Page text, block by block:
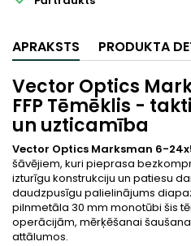
APRAKSTS PRODUKTA
Vector Optics
FFP Tēmēklis -
un uzticamība
Vector Optics Marksman 6-
šāvējiem, kuri pieprasa
izturīgu konstrukciju un patiesu
daudzpusīgu palielinājums
pilnmetāla 30 mm monotūbi šis
operācijām, mērķēšanai
attālumos.